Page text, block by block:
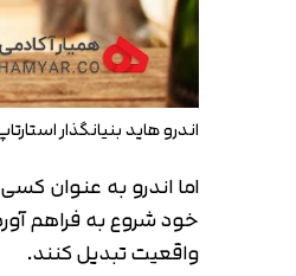
اندرو هاید بنیانگذار
اما اندرو به عنوان
خود شروع به فراهم
واقعیت تبدیل کنند.